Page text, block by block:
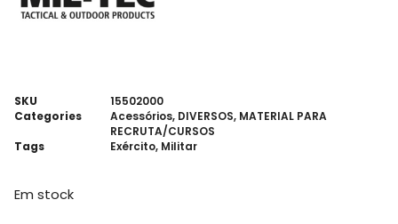
SKU
15502000
Categories
Acessórios, DIVERSOS, MATERIAL PARA
RECRUTA/CURSOS
Tags
Exército, Militar
Em stock